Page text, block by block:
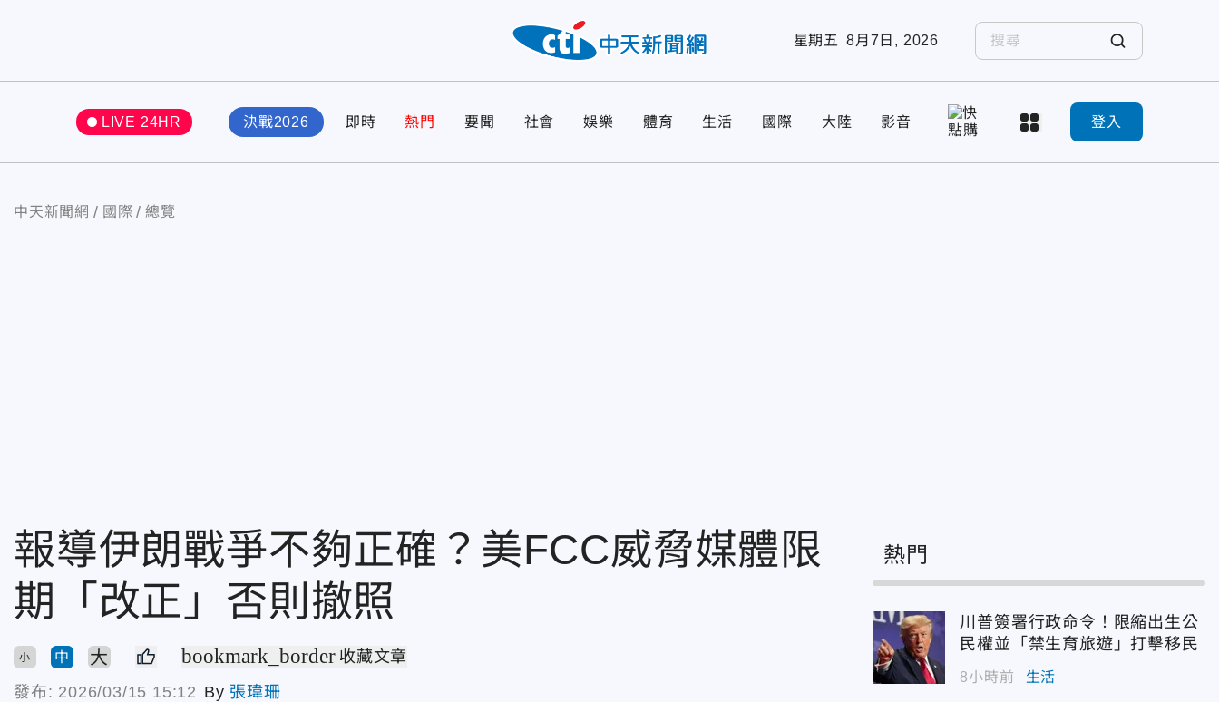
星期五 8月7日, 2026
LIVE 24HR 決戰2026 即時 熱門 要聞 社會 娛樂 體育 生活 國際 大陸 影音 登入
中天新聞網 國際 總覽
報導伊朗戰爭不夠正確？美FCC威脅媒體限
期「改正」否則撤照
小 中 大 bookmark_border 收藏文章
發布: 2026/03/15 15:12 By 張瑋珊
熱門
川普簽署行政命令！限縮出生公
民權並「禁生育旅遊」打擊移民
8小時前 生活